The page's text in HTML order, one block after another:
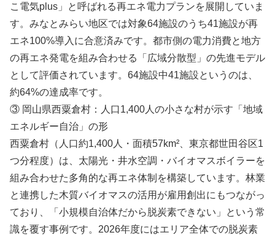
こ電気plus」と呼ばれる再エネ電力プランを展開していま
す。みなとみらい地区では対象64施設のうち41施設が再
エネ100%導入に合意済みです。都市側の電力消費と地方
の再エネ発電を組み合わせる「広域分散型」の先進モデル
として評価されています。64施設中41施設というのは、
約64%の達成率です。
③ 岡山県西粟倉村：人口1,400人の小さな村が示す「地域
エネルギー自治」の形
西粟倉村（人口約1,400人・面積57km²、東京都世田谷区1
つ分程度）は、太陽光・井水空調・バイオマスボイラーを
組み合わせた多角的な再エネ体制を構築しています。林業
と連携した木質バイオマスの活用が雇用創出にもつながっ
ており、「小規模自治体だから脱炭素できない」という常
識を覆す事例です。2026年度にはエリア全体での脱炭素